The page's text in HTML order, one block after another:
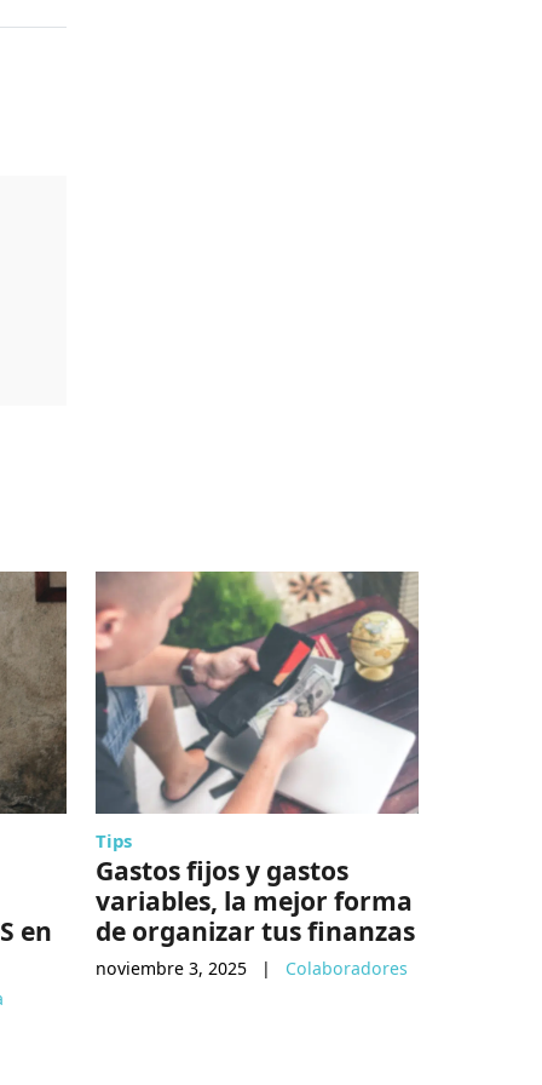
en
Tips
Gastos fijos y gastos
variables, la mejor forma
de organizar tus finanzas
noviembre 3, 2025 | Colaboradores